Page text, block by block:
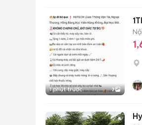
1 phút trước 7